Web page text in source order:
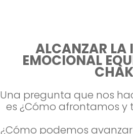
ALCANZAR LA
EMOCIONAL
Una pregunta que nos
es ¿Cómo afrontamos y
¿Cómo podemos